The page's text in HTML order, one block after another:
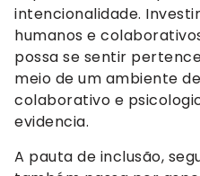
intencionalidade.
humanos e
possa se sentir
meio de um ambiente
colaborativo e
evidencia.
A pauta de inclusão,